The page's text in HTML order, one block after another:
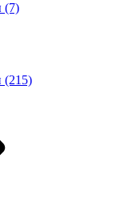
(7)
(215)